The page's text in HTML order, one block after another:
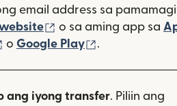
email address sa
(bubukas sa bagong
o sa aming app sa
(bubukas sa bagong window)
o Google Play .
ang iyong transfer. Piliin ang